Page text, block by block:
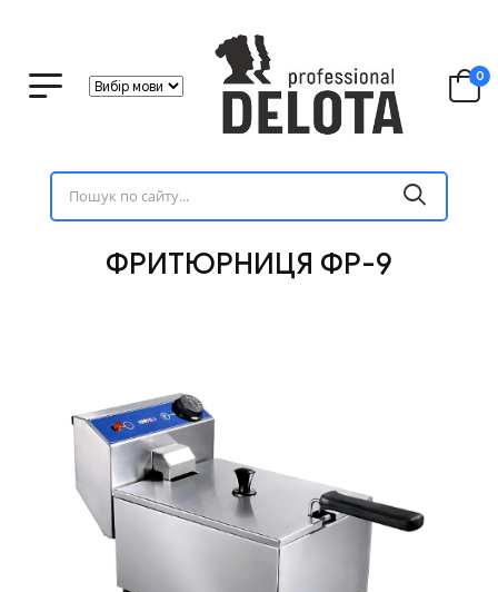
0
ФРИТЮРНИЦЯ ФР-9